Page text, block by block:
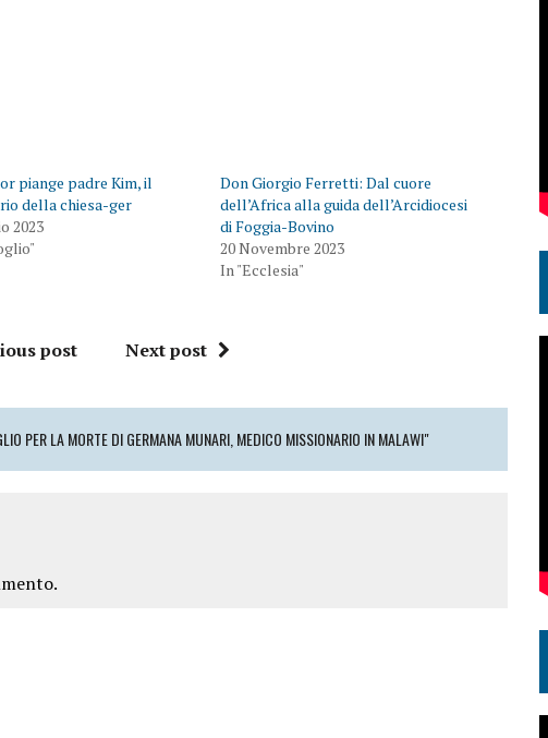
piange padre Kim, il
della chiesa-ger
2023
Don Giorgio Ferretti: Dal cuore
dell’Africa alla guida dell’Arcidiocesi
di Foggia-Bovino
20 Novembre 2023
In "Ecclesia"
post Next post
PER LA MORTE DI GERMANA MUNARI, MEDICO MISSIONARIO IN MALAWI"